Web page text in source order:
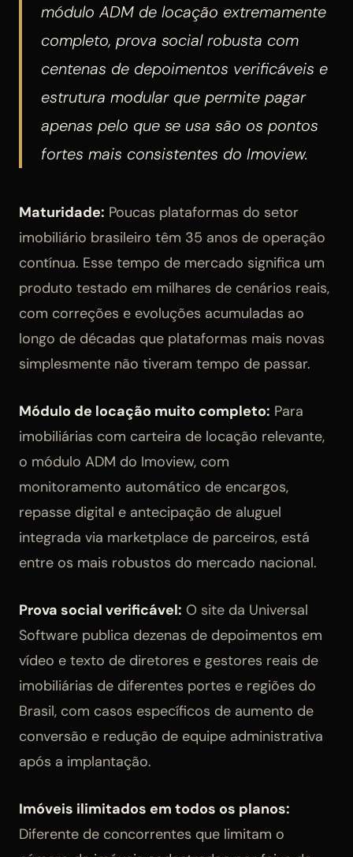
módulo ADM de locação extremamente
completo, prova social robusta com
centenas de depoimentos verificáveis e
estrutura modular que permite pagar
apenas pelo que se usa são os pontos
fortes mais consistentes do Imoview.
Maturidade: Poucas plataformas do setor
imobiliário brasileiro têm 35 anos de operação
contínua. Esse tempo de mercado significa um
produto testado em milhares de cenários reais,
com correções e evoluções acumuladas ao
longo de décadas que plataformas mais novas
simplesmente não tiveram tempo de passar.
Módulo de locação muito completo: Para
imobiliárias com carteira de locação relevante,
o módulo ADM do Imoview, com
monitoramento automático de encargos,
repasse digital e antecipação de aluguel
integrada via marketplace de parceiros, está
entre os mais robustos do mercado nacional.
Prova social verificável: O site da Universal
Software publica dezenas de depoimentos em
vídeo e texto de diretores e gestores reais de
imobiliárias de diferentes portes e regiões do
Brasil, com casos específicos de aumento de
conversão e redução de equipe administrativa
após a implantação.
Imóveis ilimitados em todos os planos:
Diferente de concorrentes que limitam o